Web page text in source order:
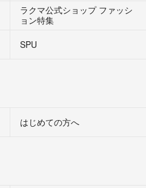
ラクマ公式ショップ ファッシ
ョン特集
SPU
はじめての方へ